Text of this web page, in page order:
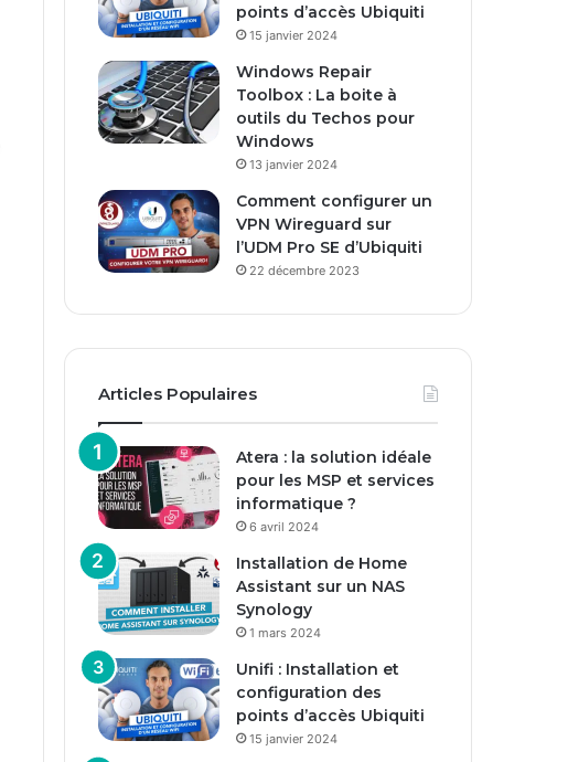
points d’accès Ubiquiti
15 janvier 2024
Windows Repair
Toolbox : La boite à
outils du Techos pour
Windows
13 janvier 2024
Comment configurer un
VPN Wireguard sur
l’UDM Pro SE d’Ubiquiti
22 décembre 2023
Articles Populaires
Atera : la solution idéale
pour les MSP et services
informatique ?
6 avril 2024
Installation de Home
Assistant sur un NAS
Synology
1 mars 2024
Unifi : Installation et
configuration des
points d’accès Ubiquiti
15 janvier 2024